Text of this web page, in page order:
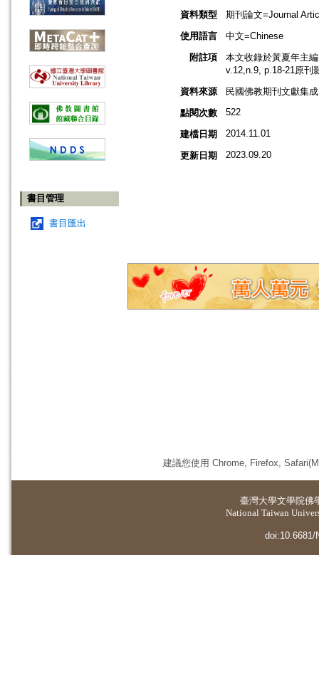
書目管理
書目匯出
資料類型
期刊論文=Journal
使用語言
中文=Chinese
附註項
本文收錄於黃夏年主
v.12,n.9, p.18-21原刊
資料來源
民國佛教期刊文獻集
點閱次數
522
建檔日期 2014.11.01
更新日期 2023.09.20
建議您使用 Chrome, Firefox,
臺灣大學文學院佛
National Taiwan
doi:10.6681/